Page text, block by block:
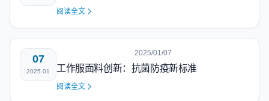
阅读全文
07
2025.01
2025/01/07
工作服面料创新：抗菌防疫新标准
阅读全文